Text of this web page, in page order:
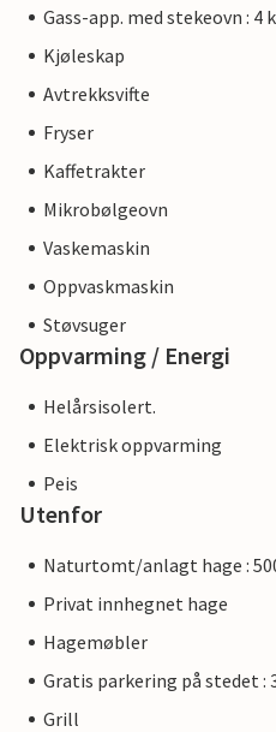
Gass-app. med stekeovn : 4
Kjøleskap
Avtrekksvifte
Fryser
Kaffetrakter
Mikrobølgeovn
Vaskemaskin
Oppvaskmaskin
Støvsuger
Oppvarming / Energi
Helårsisolert.
Elektrisk oppvarming
Peis
Utenfor
Naturtomt/anlagt hage :
Privat innhegnet hage
Hagemøbler
Gratis parkering på stedet :
Grill